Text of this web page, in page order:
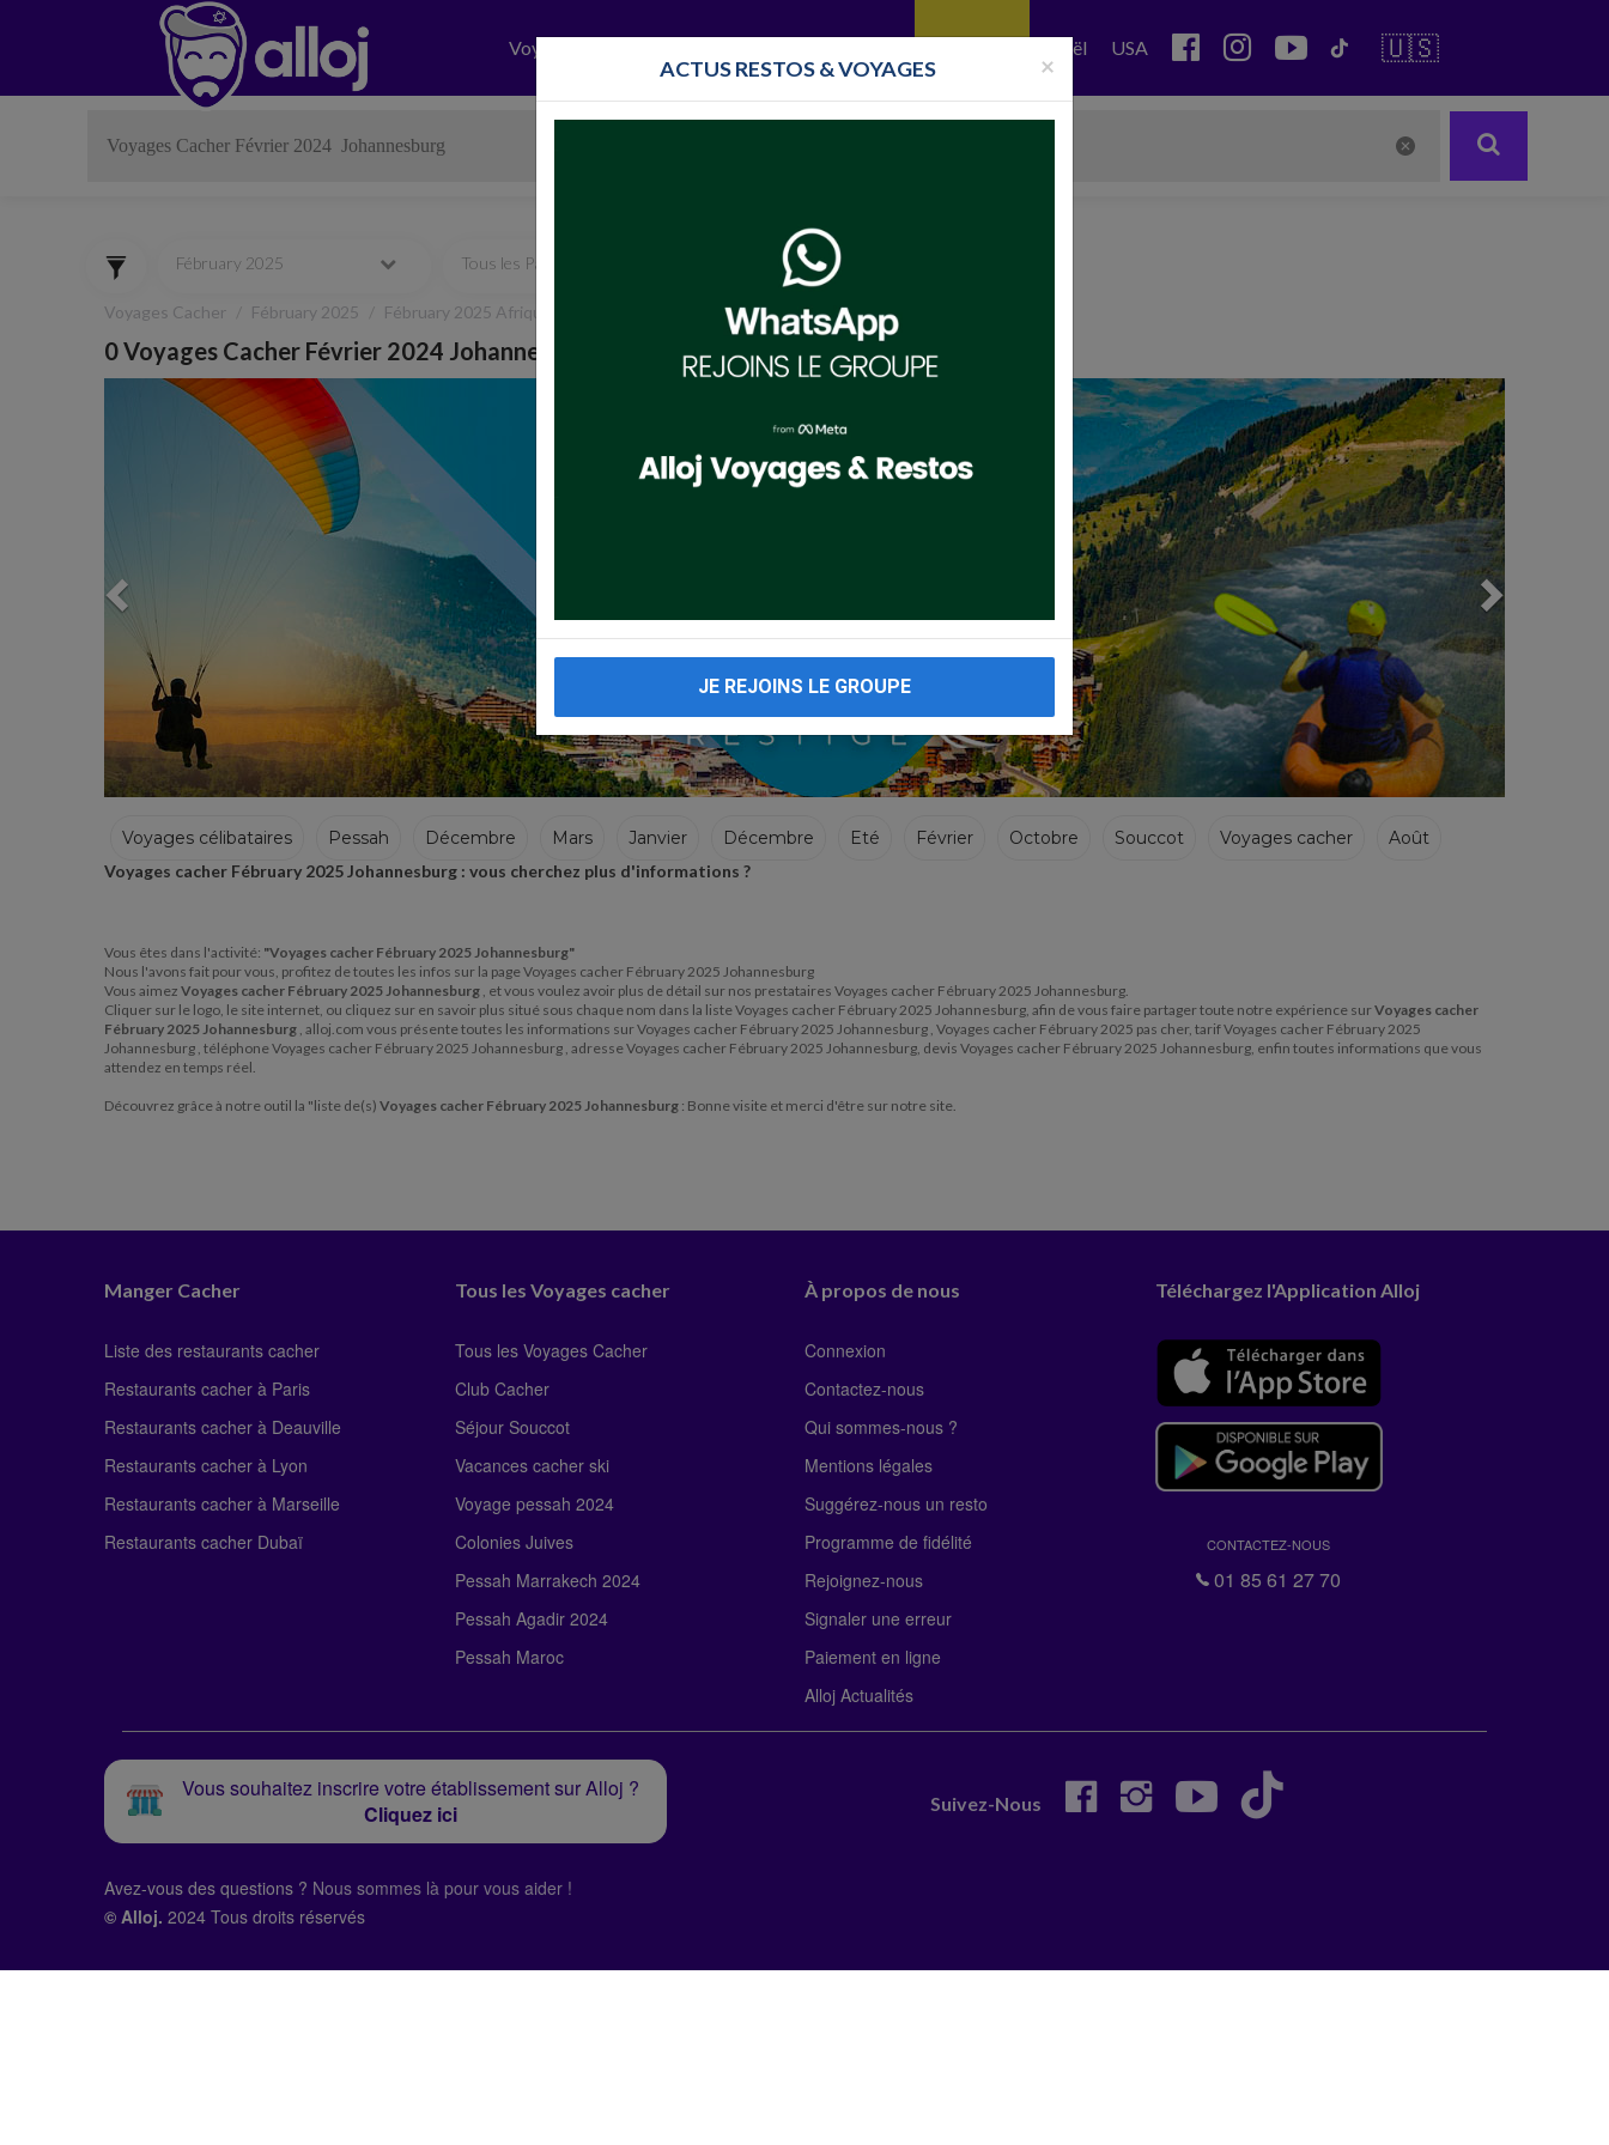
Voyages Israël USA 🇺🇸
Fébruary 2025 Tous les Pays Toutes les surveillances
Voyages Cacher Fébruary 2025 Fébruary 2025 Afrique du Sud Fébruary 2025 Johannesburg
0 Voyages Cacher Février 2024 Johannesburg
Previous
Next
Voyages célibataires Pessah Décembre Mars Janvier Décembre Eté Février Octobre Souccot Voyages cacher Août
Hiver
Voyages cacher Fébruary 2025 Johannesburg : vous cherchez plus d'informations ?
Vous êtes dans l'activité: "Voyages cacher Fébruary 2025 Johannesburg"
Nous l'avons fait pour vous, profitez de toutes les infos sur la page Voyages cacher Fébruary 2025 Johannesburg
Vous aimez Voyages cacher Fébruary 2025 Johannesburg , et vous voulez avoir plus de détail sur nos prestataires Voyages cacher Fébruary 2025 Johannesburg.
Cliquer sur le logo, le site internet, ou cliquez sur en savoir plus situé sous chaque nom dans la liste Voyages cacher Fébruary 2025 Johannesburg, afin de vous faire partager toute notre expérience surVoyages cacher
Fébruary 2025 Johannesburg , alloj.com vous présente toutes les informations sur Voyages cacher Fébruary 2025 Johannesburg , Voyages cacher Fébruary 2025 pas cher, tarif Voyages cacher Fébruary 2025
Johannesburg , téléphone Voyages cacher Fébruary 2025 Johannesburg , adresse Voyages cacher Fébruary 2025 Johannesburg, devis Voyages cacher Fébruary 2025 Johannesburg, enfin toutes informations que vous
attendez en temps réel.
Découvrez grâce à notre outil la "liste de(s) Voyages cacher Fébruary 2025 Johannesburg : Bonne visite et merci d'être sur notre site.
Manger Cacher
Liste des restaurants cacher
Restaurants cacher à Paris
Restaurants cacher à Deauville
Restaurants cacher à Lyon
Restaurants cacher à Marseille
Restaurants cacher Dubaï
Tous les Voyages cacher
Tous les Voyages Cacher
Club Cacher
Séjour Souccot
Vacances cacher ski
Voyage pessah 2024
Colonies Juives
Pessah Marrakech 2024
Pessah Agadir 2024
Pessah Maroc
À propos de nous
Connexion
Contactez-nous
Qui sommes-nous ?
Mentions légales
Suggérez-nous un resto
Programme de fidélité
Rejoignez-nous
Signaler une erreur
Paiement en ligne
Alloj Actualités
Téléchargez l'Application Alloj
CONTACTEZ-NOUS
01 85 61 27 70
Vous souhaitez inscrire votre établissement sur Alloj ?
Cliquez ici
Suivez-Nous
Avez-vous des questions ? Nous sommes là pour vous aider !
© Alloj. 2024 Tous droits réservés
×
ACTUS RESTOS & VOYAGES
JE REJOINS LE GROUPE